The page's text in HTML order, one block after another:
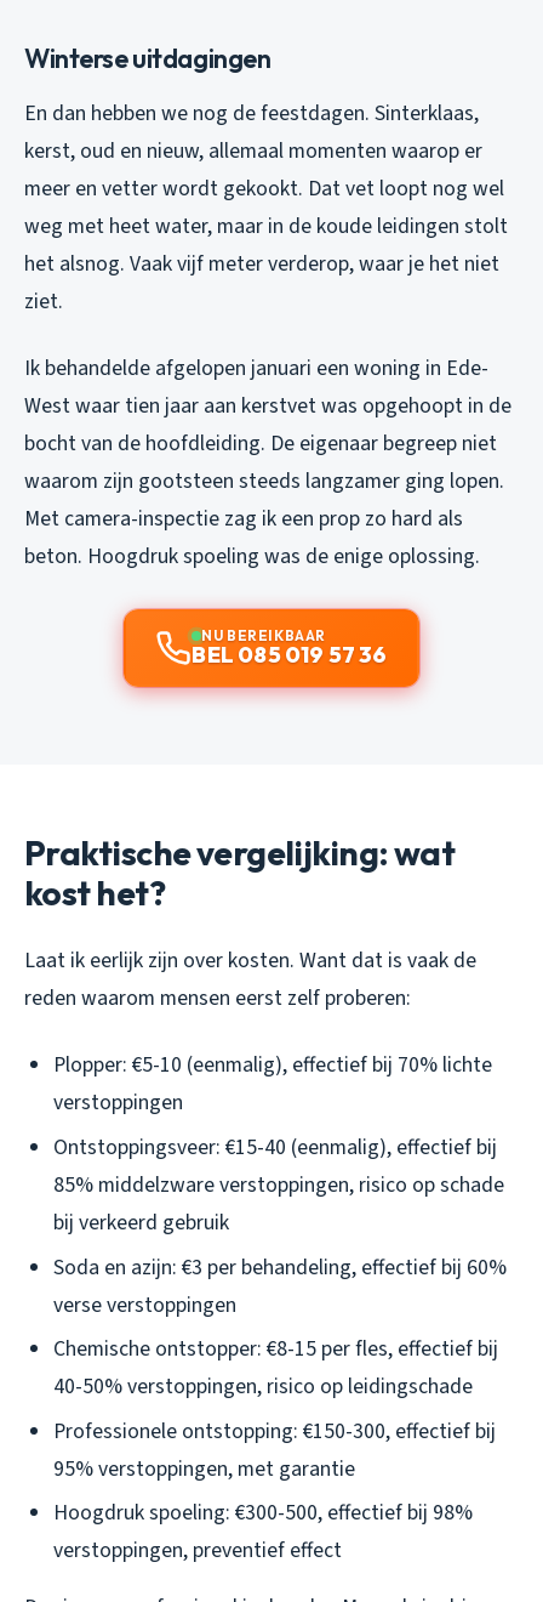
Winterse uitdagingen
En dan hebben we nog de feestdagen. Sinterklaas,
kerst, oud en nieuw, allemaal momenten waarop er
meer en vetter wordt gekookt. Dat vet loopt nog wel
weg met heet water, maar in de koude leidingen stolt
het alsnog. Vaak vijf meter verderop, waar je het niet
ziet.
Ik behandelde afgelopen januari een woning in Ede-
West waar tien jaar aan kerstvet was opgehoopt in de
bocht van de hoofdleiding. De eigenaar begreep niet
waarom zijn gootsteen steeds langzamer ging lopen.
Met camera-inspectie zag ik een prop zo hard als
beton. Hoogdruk spoeling was de enige oplossing.
NU BEREIKBAAR
BEL 085 019 57 36
Praktische vergelijking: wat
kost het?
Laat ik eerlijk zijn over kosten. Want dat is vaak de
reden waarom mensen eerst zelf proberen:
Plopper: €5-10 (eenmalig), effectief bij 70% lichte
verstoppingen
Ontstoppingsveer: €15-40 (eenmalig), effectief bij
85% middelzware verstoppingen, risico op schade
bij verkeerd gebruik
Soda en azijn: €3 per behandeling, effectief bij 60%
verse verstoppingen
Chemische ontstopper: €8-15 per fles, effectief bij
40-50% verstoppingen, risico op leidingschade
Professionele ontstopping: €150-300, effectief bij
95% verstoppingen, met garantie
Hoogdruk spoeling: €300-500, effectief bij 98%
verstoppingen, preventief effect